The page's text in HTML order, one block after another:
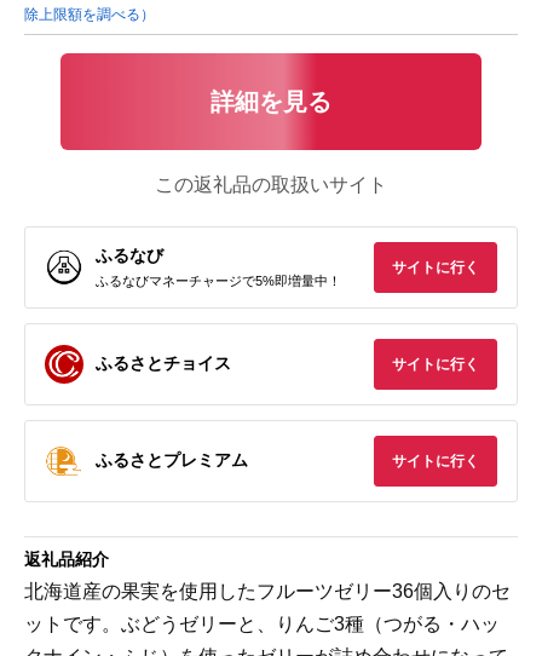
除上限額を調べる）
詳細を見る
この返礼品の取扱いサイト
ふるなび
ふるなびマネーチャージで5%即増量中！
サイトに行く
ふるさとチョイス サイトに行く
ふるさとプレミアム サイトに行く
返礼品紹介
北海道産の果実を使用したフルーツゼリー36個入りのセ
ットです。ぶどうゼリーと、りんご3種（つがる・ハッ